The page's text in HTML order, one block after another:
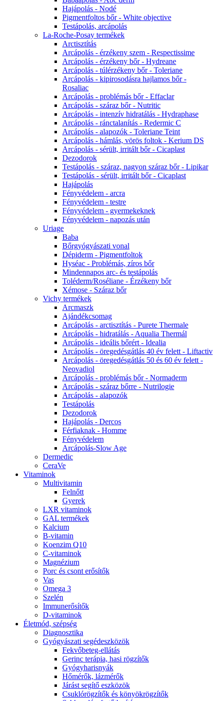
Hajápolás - Nodé
Pigmentfoltos bőr - White objective
Testápolás, arcápolás
La-Roche-Posay termékek
Arctisztítás
Arcápolás - érzékeny szem - Respectissime
Arcápolás - érzékeny bőr - Hydreane
Arcápolás - túlérzékeny bőr - Toleriane
Arcápolás - kipirosodásra hajlamos bőr -
Rosaliac
Arcápolás - problémás bőr - Effaclar
Arcápolás - száraz bőr - Nutritic
Arcápolás - intenzív hidratálás - Hydraphase
Arcápolás - ránctalanítás - Redermic C
Arcápolás - alapozók - Toleriane Teint
Arcápolás - hámlás, vörös foltok - Kerium DS
Arcápolás - sérült, irritált bőr - Cicaplast
Dezodorok
Testápolás - száraz, nagyon száraz bőr - Lipikar
Testápolás - sérült, irritált bőr - Cicaplast
Hajápolás
Fényvédelem - arcra
Fényvédelem - testre
Fényvédelem - gyermekeknek
Fényvédelem - napozás után
Uriage
Baba
Bőrgyógyászati vonal
Dépiderm - Pigmentfoltok
Hyséac - Problémás, zíros bőr
Mindennapos arc- és testápolás
Toléderm/Roséliane - Érzékeny bőr
Xémose - Száraz bőr
Vichy termékek
Arcmaszk
Ajándékcsomag
Arcápolás - arctisztítás - Purete Thermale
Arcápolás - hidratálás - Aqualia Thermál
Arcápolás - ideális bőrért - Idealia
Arcápolás - öregedésgátlás 40 év felett - Liftactiv
Arcápolás - öregedésgátlás 50 és 60 év felett -
Neovadiol
Arcápolás - problémás bőr - Normaderm
Arcápolás - száraz bőrre - Nutrilogie
Arcápolás - alapozók
Testápolás
Dezodorok
Hajápolás - Dercos
Férfiaknak - Homme
Fényvédelem
Arcápolás-Slow Age
Dermedic
CeraVe
Vitaminok
Multivitamin
Felnőtt
Gyerek
LXR vitaminok
GAL termékek
Kalcium
B-vitamin
Koenzim Q10
C-vitaminok
Magnézium
Porc és csont erősítők
Vas
Omega 3
Szelén
Immunerősítők
D-vitaminok
Életmód, szépség
Diagnosztika
Gyógyászati segédeszközök
Fekvőbeteg-ellátás
Gerinc terápia, hasi rögzítők
Gyógyharisnyák
Hőmérők, lázmérők
Járást segítő eszközök
Csuklórögzítők és könyökrögzítők